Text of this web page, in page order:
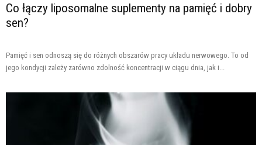
Co łączy liposomalne suplementy na pamięć i dobry
sen?
Pamięć i sen odnoszą się do różnych obszarów pracy układu nerwowego. To od
jego kondycji zależy zarówno zdolność koncentracji w ciągu dnia, jak i...